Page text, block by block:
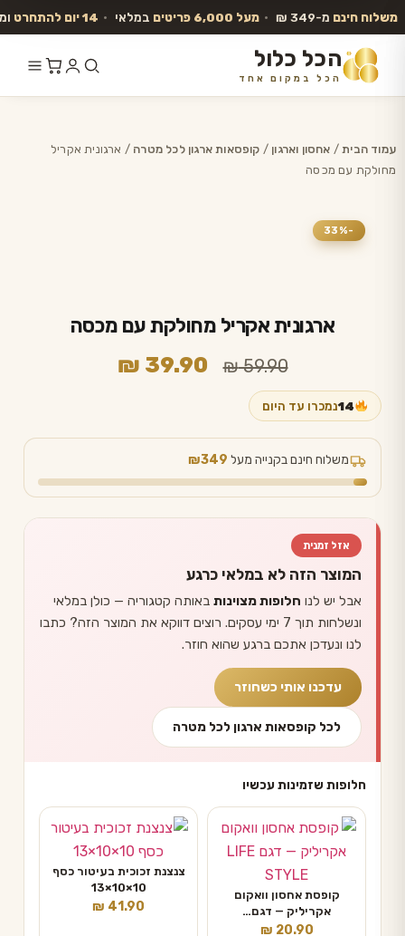
משלוח חינם מ-349 ₪ • מעל 6,000 פריטים במלאי • 14 יום להתחרט
הכל כלול
הכל במקום אחד
עמוד הבית/ אחסון וארגון / קופסאות ארגון לכל מטרה / ארגונית אקריל
מחולקת עם מכסה
-33%
ארגונית אקריל מחולקת עם מכסה
₪59.90
המחיר
₪ 59.90.
₪ 39.90
₪ 39.90.
14נמכרו עד היום
משלוח חינם בקנייה מעל ₪349
אזל זמנית
המוצר הזה לא במלאי כרגע
אבל יש לנו חלופות מצוינות באותה קטגוריה — כולן במלאי
ונשלחות תוך 7 ימי עסקים. רוצים דווקא את המוצר הזה? כתבו
לנו ונעדכן אתכם ברגע שהוא חוזר.
עדכנו אותי כשחוזר
לכל קופסאות ארגון לכל מטרה
חלופות שזמינות עכשיו
קופסת אחסון וואקום
אקריליק — דגם…
₪ 20.90
צנצנת זכוכית בעיטור כסף
10×10×13
₪ 41.90